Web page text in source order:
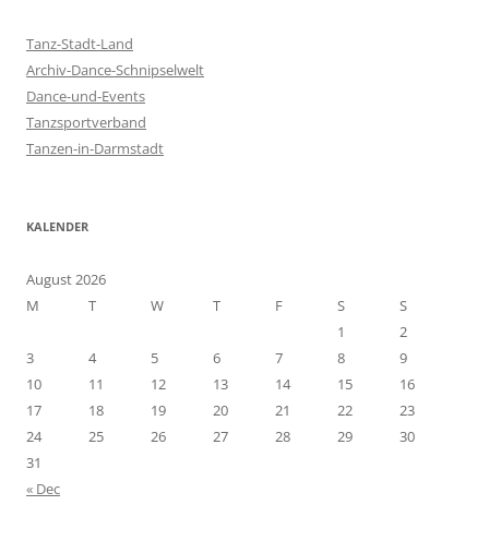
h
f
o
r
:
Tanz-Stadt-Land
Archiv-Dance-Schnipselwelt
Dance-und-Events
Tanzsportverband
Tanzen-in-Darmstadt
KALENDER
August 2026
M
T W T F S
S
1
2
3
4 5 6 7 8
9
10
11 12 13 14 15
16
17
18 19 20 21 22
23
24
25 26 27 28 29
30
31
« Dec